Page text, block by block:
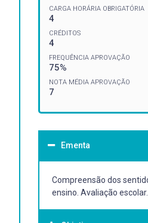
CARGA HORÁRIA OBRIGATÓRIA
4
CRÉDITOS
4
FREQUÊNCIA APROVAÇÃO
75%
NOTA MÉDIA APROVAÇÃO
7
Ementa
Compreensão dos
ensino. Avaliação